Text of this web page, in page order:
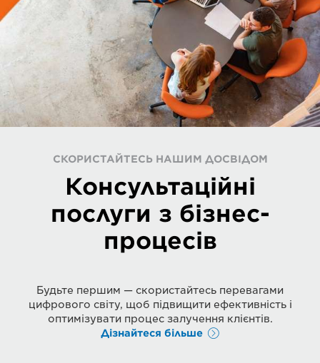
СКОРИСТАЙТЕСЬ НАШИМ ДОСВІДОМ
Консультаційні
послуги з бізнес-
процесів
Будьте першим — скористайтесь перевагами
цифрового світу, щоб підвищити ефективність і
оптимізувати процес залучення клієнтів.
Дізнайтеся більше